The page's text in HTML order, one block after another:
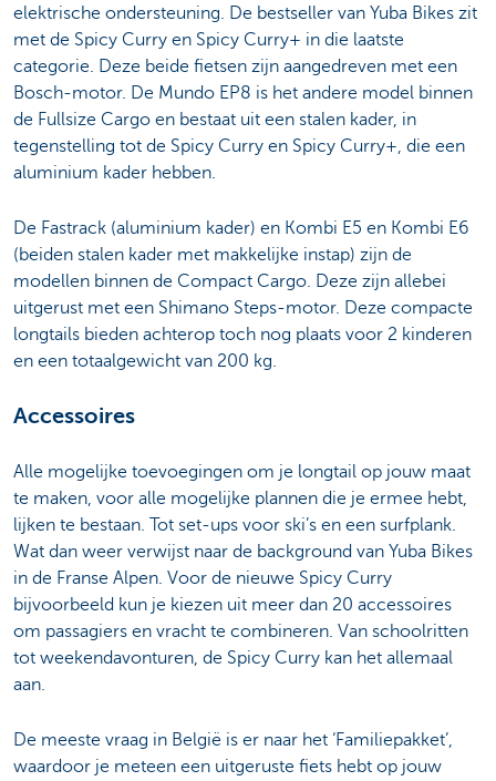
elektrische ondersteuning. De bestseller van Yuba Bikes zit
met de Spicy Curry en Spicy Curry+ in die laatste
categorie. Deze beide fietsen zijn aangedreven met een
Bosch-motor. De Mundo EP8 is het andere model binnen
de Fullsize Cargo en bestaat uit een stalen kader, in
tegenstelling tot de Spicy Curry en Spicy Curry+, die een
aluminium kader hebben.
De Fastrack (aluminium kader) en Kombi E5 en Kombi E6
(beiden stalen kader met makkelijke instap) zijn de
modellen binnen de Compact Cargo. Deze zijn allebei
uitgerust met een Shimano Steps-motor. Deze compacte
longtails bieden achterop toch nog plaats voor 2 kinderen
en een totaalgewicht van 200 kg.
Accessoires
Alle mogelijke toevoegingen om je longtail op jouw maat
te maken, voor alle mogelijke plannen die je ermee hebt,
lijken te bestaan. Tot set-ups voor ski’s en een surfplank.
Wat dan weer verwijst naar de background van Yuba Bikes
in de Franse Alpen. Voor de nieuwe Spicy Curry
bijvoorbeeld kun je kiezen uit meer dan 20 accessoires
om passagiers en vracht te combineren. Van schoolritten
tot weekendavonturen, de Spicy Curry kan het allemaal
aan.
De meeste vraag in België is er naar het ‘Familiepakket’,
waardoor je meteen een uitgeruste fiets hebt op jouw